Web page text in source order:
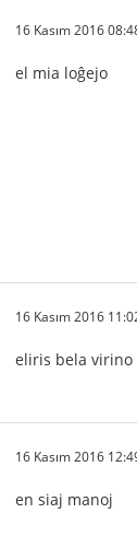
16 Kasım 2016
el mia loĝejo
16 Kasım 2016
eliris bela virino
16 Kasım 2016
en siaj manoj